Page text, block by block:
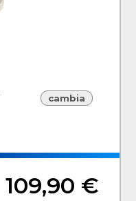
cambia
109,90 €